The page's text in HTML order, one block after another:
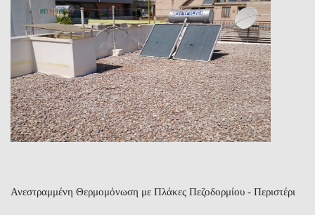
Ανεστραμμένη Θερμομόνωση με Πλάκες Πεζοδορμίου - Περιστέρι